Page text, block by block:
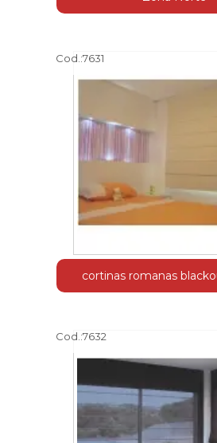
Cod.:7631
cortinas romanas
Cod.:7632